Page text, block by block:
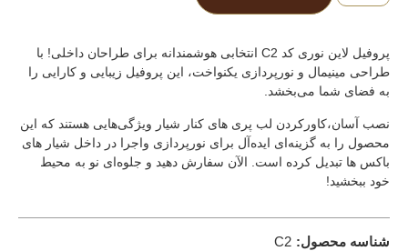
پروفیل لاین نوری کد C2 انتخابی هوشمندانه برای طراحان داخلی! با
طراحی مینیمال و نورپردازی یکنواخت، این پروفیل زیبایی و کارایی را
به فضای شما می‌بخشد.
نصب آسان،کاورکردن لب پری های کنار شیار ویژگی‌هایی هستند که این
محصول را به گزینه‌ای ایده‌آل برای نورپردازی واجرا در داخل شیار های
باکس ها تبدیل کرده است. الآن سفارش دهید و جلوه‌ای نو به محیط
خود ببخشید!
شناسه محصول: C2